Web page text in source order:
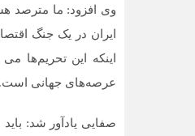
وی افزود: ما مترصد
ایران در یک جنگ
اینکه این تحریم‌ها
عرصه‌های جهانی است.